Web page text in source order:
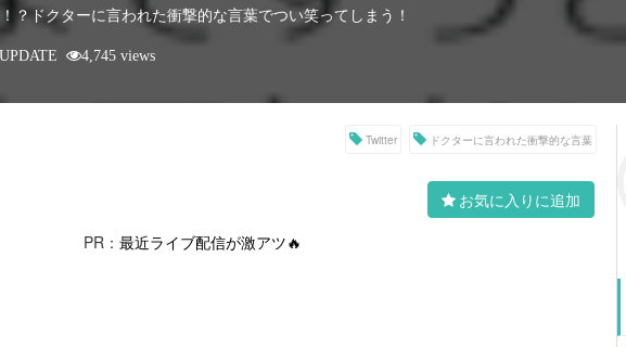
？ドクターに言われた衝撃的な言葉でつい笑ってしまう！
4,745 views
Twitter ドクターに言われた衝撃的な言葉
お気に入りに追加
PR： 最近ライブ配信が激アツ🔥